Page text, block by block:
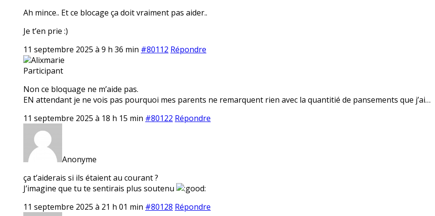
Ah mince.. Et ce blocage ça doit vraiment pas aider..
Je t’en prie :)
11 septembre 2025 à 9 h 36 min #80112 Répondre
Alixmarie
Participant
Non ce bloquage ne m’aide pas.
EN attendant je ne vois pas pourquoi mes parents ne remarquent rien avec la quantitié de pansements que j’ai…
11 septembre 2025 à 18 h 15 min #80122 Répondre
Anonyme
ça t’aiderais si ils étaient au courant ?
J’imagine que tu te sentirais plus soutenu
11 septembre 2025 à 21 h 01 min #80128 Répondre